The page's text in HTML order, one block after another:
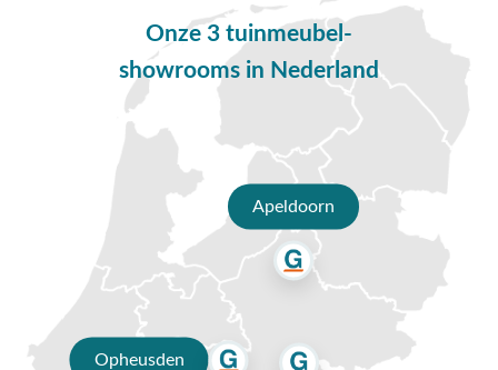
Onze 3 tuinmeubel-
showrooms in Nederland
Apeldoorn
Opheusden